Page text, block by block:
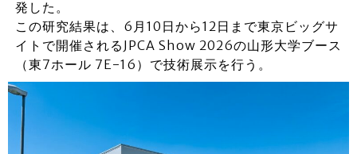
発した。
この研究結果は、6月10日から12日まで東京ビッグサ
イトで開催されるJPCA Show 2026の山形大学ブース
（東7ホール 7E-16）で技術展示を行う。